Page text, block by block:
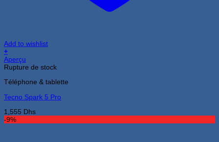
Add to wishlist
+
Aperçu
Rupture de stock
Téléphone & tablette
Tecno Spark 5 Pro
1,555 Dhs
-9%